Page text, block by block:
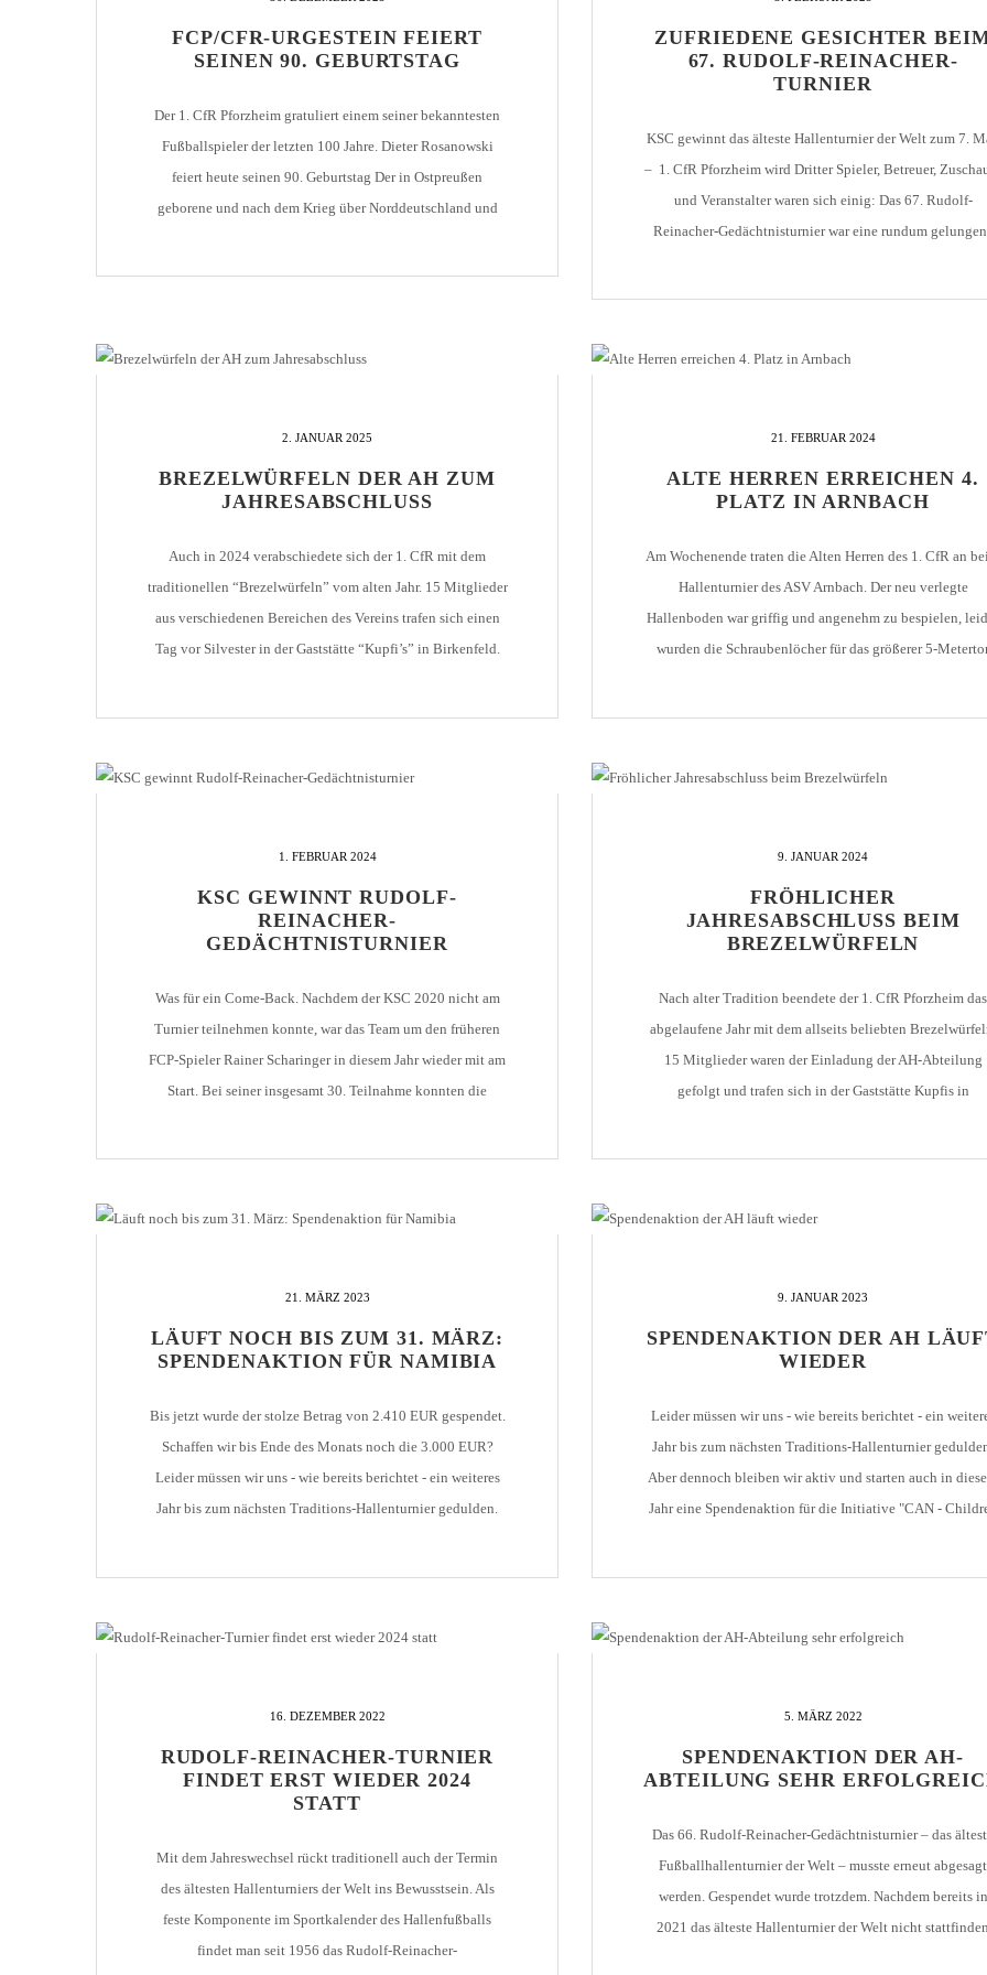
STATISTIK
LIGA – SPIELPLAN
LIGA – TORSCHÜTZEN
LIGA – WECHSELBÖRSE
U10 / E2 (2011)
U9 / F1 (2012)
SCHIEDSRICHTER
MITGLIEDSCHAFT
SAISON 2015/2016
SAISON 2016/2017
DOKUMENTE
VIDEOCLIPS
FCP/CFR-URGESTEIN FEIERT
SEINEN 90. GEBURTSTAG
Der 1. CfR Pforzheim gratuliert einem seiner bekanntesten
Fußballspieler der letzten 100 Jahre. Dieter Rosanowski
feiert heute seinen 90. Geburtstag Der in Ostpreußen
geborene und nach dem Krieg über Norddeutschland und
ZUFRIEDENE GESICHTER
67. RUDOLF-REINACHER-
TURNIER
KSC gewinnt das älteste Hallenturnier der Welt zum 7.
– 1. CfR Pforzheim wird Dritter Spieler, Betreuer,
und Veranstalter waren sich einig: Das 67. Rudolf-
Reinacher-Gedächtnisturnier war eine rundum
Dass das Team des […]
2. JANUAR 2025
BREZELWÜRFELN DER AH ZUM
JAHRESABSCHLUSS
Auch in 2024 verabschiedete sich der 1. CfR mit dem
traditionellen “Brezelwürfeln” vom alten Jahr. 15 Mitglieder
aus verschiedenen Bereichen des Vereins trafen sich einen
Tag vor Silvester in der Gaststätte “Kupfi’s” in Birkenfeld.
21. FEBRUAR 2024
ALTE HERREN ERREICHEN 4.
PLATZ IN ARNBACH
Am Wochenende traten die Alten Herren des 1. CfR an
Hallenturnier des ASV Arnbach. Der neu verlegte
Hallenboden war griffig und angenehm zu bespielen,
wurden die Schraubenlöcher für das größerer 5-
1. FEBRUAR 2024
KSC GEWINNT RUDOLF-
REINACHER-
GEDÄCHTNISTURNIER
Was für ein Come-Back. Nachdem der KSC 2020 nicht am
Turnier teilnehmen konnte, war das Team um den früheren
FCP-Spieler Rainer Scharinger in diesem Jahr wieder mit am
Start. Bei seiner insgesamt 30. Teilnahme konnten die
9. JANUAR 2024
FRÖHLICHER
JAHRESABSCHLUSS BEIM
BREZELWÜRFELN
Nach alter Tradition beendete der 1. CfR Pforzheim das
abgelaufene Jahr mit dem allseits beliebten
15 Mitglieder waren der Einladung der AH-Abteilung
gefolgt und trafen sich in der Gaststätte Kupfis in
21. MÄRZ 2023
LÄUFT NOCH BIS ZUM 31. MÄRZ:
SPENDENAKTION FÜR NAMIBIA
Bis jetzt wurde der stolze Betrag von 2.410 EUR gespendet.
Schaffen wir bis Ende des Monats noch die 3.000 EUR?
Leider müssen wir uns - wie bereits berichtet - ein weiteres
Jahr bis zum nächsten Traditions-Hallenturnier gedulden.
9. JANUAR 2023
SPENDENAKTION DER AH
WIEDER
Leider müssen wir uns - wie bereits berichtet - ein
Jahr bis zum nächsten Traditions-Hallenturnier
Aber dennoch bleiben wir aktiv und starten auch in
Jahr eine Spendenaktion für die Initiative "CAN -
16. DEZEMBER 2022
RUDOLF-REINACHER-TURNIER
FINDET ERST WIEDER 2024
STATT
Mit dem Jahreswechsel rückt traditionell auch der Termin
des ältesten Hallenturniers der Welt ins Bewusstsein. Als
feste Komponente im Sportkalender des Hallenfußballs
findet man seit 1956 das Rudolf-Reinacher-
5. MÄRZ 2022
SPENDENAKTION DER AH-
ABTEILUNG SEHR
Das 66. Rudolf-Reinacher-Gedächtnisturnier – das
Fußballhallenturnier der Welt – musste erneut abgesagt
werden. Gespendet wurde trotzdem. Nachdem bereits in
2021 das älteste Hallenturnier der Welt nicht stattfinden